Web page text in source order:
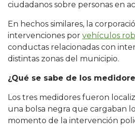
ciudadanos sobre personas en
En hechos similares, la
intervenciones por vehículos
conductas relacionadas con
distintas zonas del municipio.
¿Qué se sabe de los
Los tres medidores fueron
una bolsa negra que cargaban
momento de la intervención